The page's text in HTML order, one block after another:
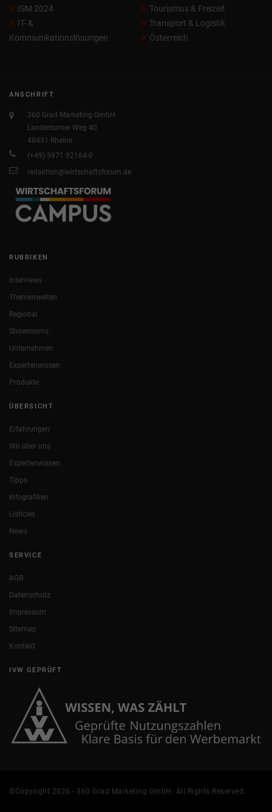
ISM 2024
IT- &
Kommunikationslösungen
Tourismus & Freizeit
Transport & Logistik
Österreich
ANSCHRIFT
360 Grad Marketing GmbH
Landersumer Weg 40
48431 Rheine
(+49) 5971 92164-0
redaktion@wirtschaftsforum.de
RUBRIKEN
Interviews
Themenwelten
Regional
Showrooms
Unternehmen
Expertenwissen
Produkte
ÜBERSICHT
Erfahrungen
Wir über uns
Expertenwissen
Tipps
Infografiken
Listicles
News
SERVICE
AGB
Datenschutz
Impressum
Sitemap
Kontakt
IVW GEPRÜFT
©Copyright 2026 - 360 Grad Marketing GmbH. All Rights Reserved.